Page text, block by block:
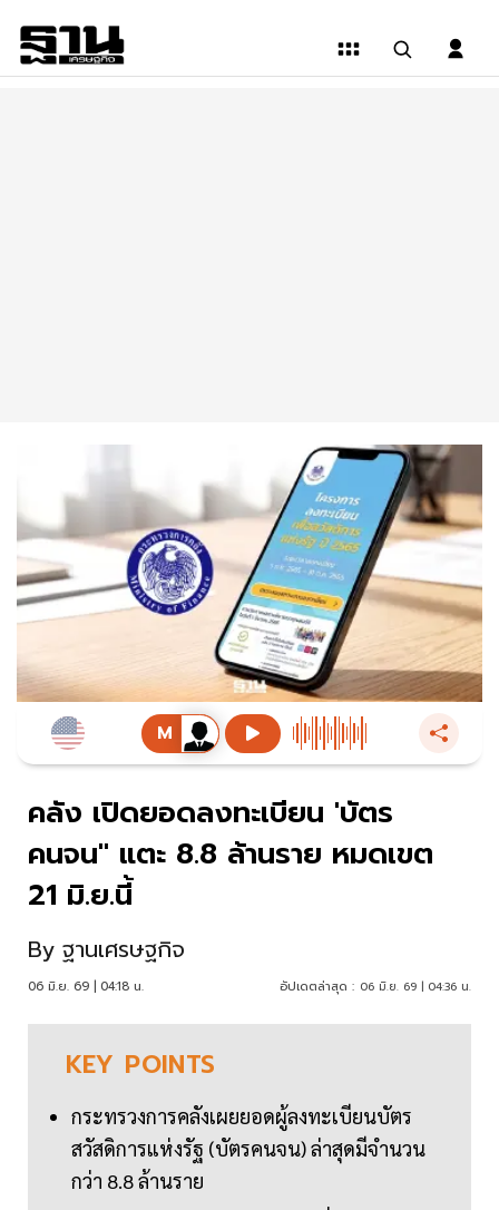
คลัง เปิดยอดลงทะเบียน 'บัตร
คนจน'' แตะ 8.8 ล้านราย หมดเขต
21 มิ.ย.นี้
By ฐานเศรษฐกิจ
06 มิ.ย. 69 | 04:18 น. อัปเดตล่าสุด : 06 มิ.ย. 69 | 04:36 น.
KEY POINTS
กระทรวงการคลังเผยยอดผู้ลงทะเบียนบัตร
สวัสดิการแห่งรัฐ (บัตรคนจน) ล่าสุดมีจำนวน
กว่า 8.8 ล้านราย